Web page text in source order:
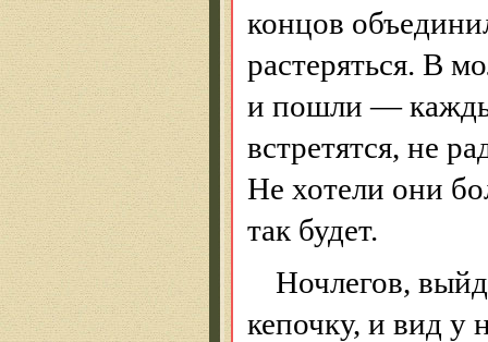
концов
растеряться. В
и пошли —
встретятся, не
Не хотели они
так будет.
Ночлегов,
кепочку, и вид у